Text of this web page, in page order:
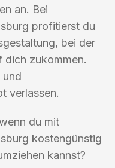
an. Bei
profitierst du
bei der
dich zukommen.
und
verlassen.
du mit
kostengünstig
kannst?